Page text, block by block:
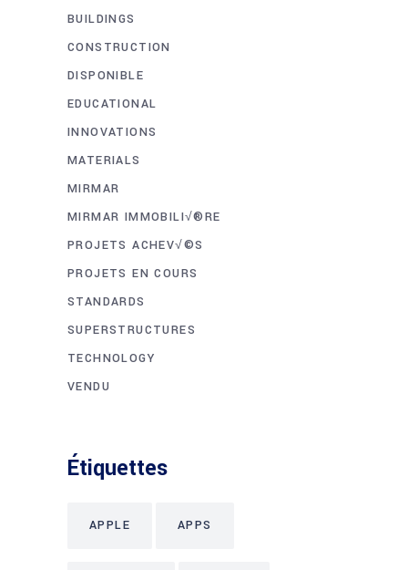
BUILDINGS
CONSTRUCTION
DISPONIBLE
EDUCATIONAL
INNOVATIONS
MATERIALS
MIRMAR
MIRMAR IMMOBILI√®RE
PROJETS ACHEV√©S
PROJETS EN COURS
STANDARDS
SUPERSTRUCTURES
TECHNOLOGY
VENDU
Étiquettes
APPLE APPS